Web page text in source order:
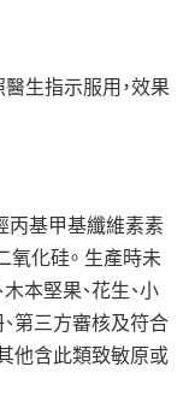
生指示服用，效果
丙基甲基纖維素素
氧化硅。 生產時未
本堅果、花生、小
、第三方審核及符合
他含此類致敏原或